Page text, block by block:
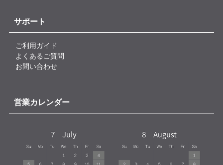
サポート
ご利用ガイド
よくあるご質問
お問い合わせ
営業カレンダー